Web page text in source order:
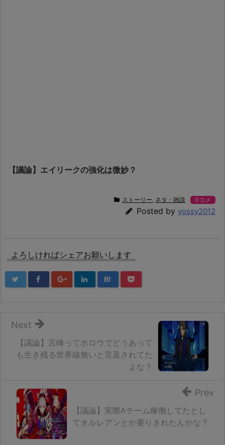
【議論】エイリークの強化は微妙？
ストーリー, ネタ・雑談 0コメ
Posted by yossy2012
よろしければシェアお願いします
B!
【議論】言峰ってホロウでどうあって
も生き残る世界線無いと言及されてた
よな？
Next
【議論】実際Aチーム稼働してたとし
てオルレアンとか乗りきれたんかな？
Prev